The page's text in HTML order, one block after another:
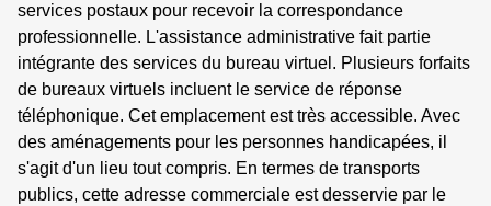
services postaux pour recevoir la correspondance
professionnelle. L'assistance administrative fait partie
intégrante des services du bureau virtuel. Plusieurs forfaits
de bureaux virtuels incluent le service de réponse
téléphonique. Cet emplacement est très accessible. Avec
des aménagements pour les personnes handicapées, il
s'agit d'un lieu tout compris. En termes de transports
publics, cette adresse commerciale est desservie par le